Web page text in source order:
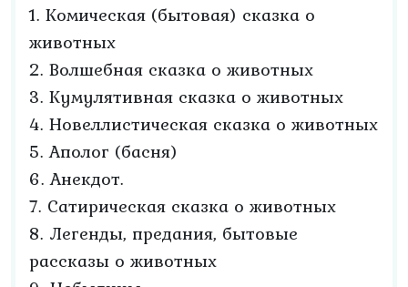
1. Комическая (бытовая) сказка о
животных
2. Волшебная сказка о животных
3. Кумулятивная сказка о животных
4. Новеллистическая сказка о животных
5. Аполог (басня)
6. Анекдот.
7. Сатирическая сказка о животных
8. Легенды, предания, бытовые
рассказы о животных